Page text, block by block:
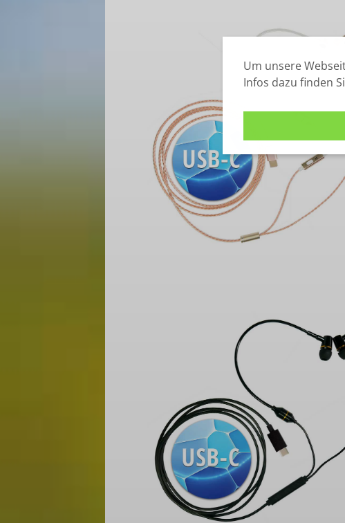
Um unsere
Infos dazu finden